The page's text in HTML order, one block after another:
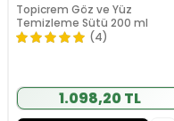
Topicrem Göz ve Yüz
Temizleme Sütü 200 ml
(4)
1.098,20 TL